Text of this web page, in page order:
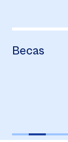
Becas